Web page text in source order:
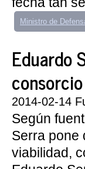
Ministro de
Eduardo
2014-02-14
Según
Serra pone
viabilidad,